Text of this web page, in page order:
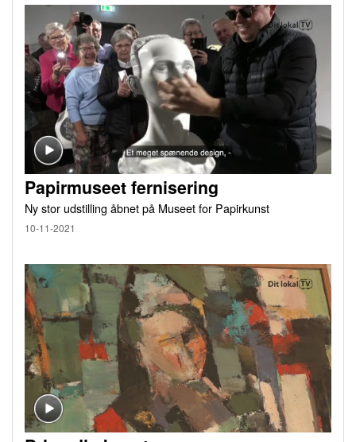
Papirmuseet fernisering
Ny stor udstilling åbnet på Museet for Papirkunst
10-11-2021